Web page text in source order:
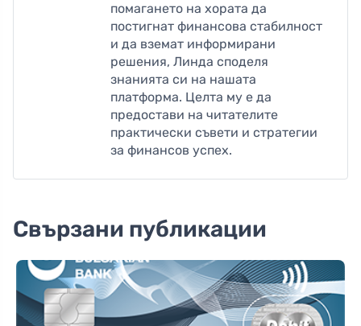
помагането на хората да
постигнат финансова стабилност
и да вземат информирани
решения, Линда споделя
знанията си на нашата
платформа. Целта му е да
предостави на читателите
практически съвети и стратегии
за финансов успех.
Свързани публикации